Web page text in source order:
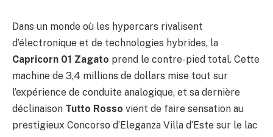
Dans un monde où les hypercars rivalisent
d’électronique et de technologies hybrides, la
Capricorn 01 Zagato prend le contre-pied total. Cette
machine de 3,4 millions de dollars mise tout sur
l’expérience de conduite analogique, et sa dernière
déclinaison Tutto Rosso vient de faire sensation au
prestigieux Concorso d’Eleganza Villa d’Este sur le lac